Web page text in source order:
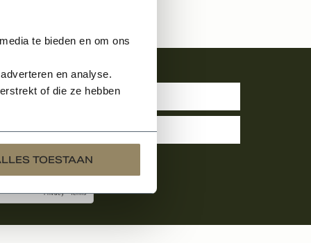
te bieden en om ons
en analyse.
of die ze hebben
TOESTAAN